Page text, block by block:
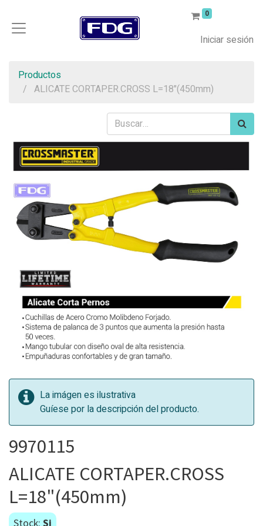
0
Iniciar sesión
Productos
ALICATE CORTAPER.CROSS L=18"(450mm)
La imágen es ilustrativa
Guíese por la descripción del producto.
9970115
ALICATE CORTAPER.CROSS
L=18"(450mm)
Stock: Si